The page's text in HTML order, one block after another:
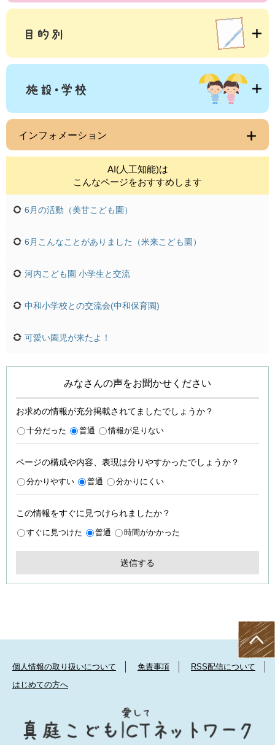
インフォメーション
AI(人工知能)は
こんなページをおすすめします
6月の活動（美甘こども園）
6月こんなことがありました（米来こども園）
河内こども園 小学生と交流
中和小学校との交流会(中和保育園)
可愛い園児が来たよ！
みなさんの声をお聞かせください
お求めの情報が充分掲載されてましたでしょうか？
十分だった 普通 情報が足りない
ページの構成や内容、表現は分りやすかったでしょうか？
分かりやすい 普通 分かりにくい
この情報をすぐに見つけられましたか？
すぐに見つけた 普通 時間がかかった
個人情報の取り扱いについて 免責事項
RSS配信について
はじめての方へ